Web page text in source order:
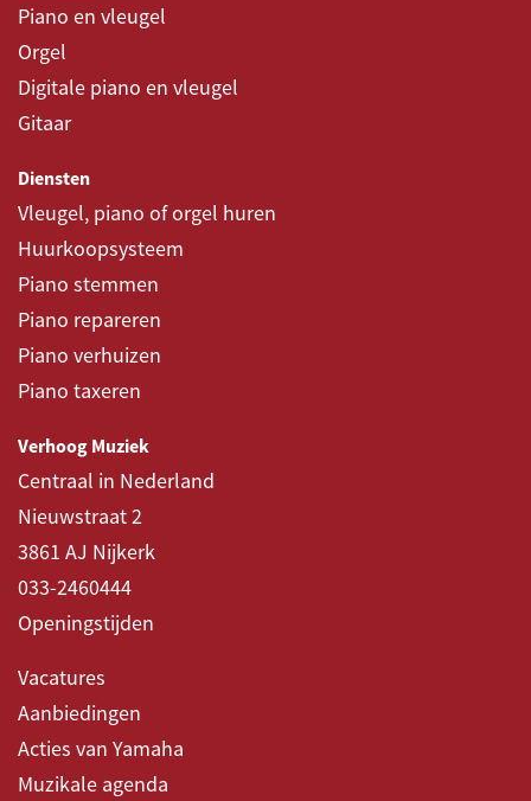
Piano en vleugel
Orgel
Digitale piano en vleugel
Gitaar
Diensten
Vleugel, piano of orgel huren
Huurkoopsysteem
Piano stemmen
Piano repareren
Piano verhuizen
Piano taxeren
Verhoog Muziek
Centraal in Nederland
Nieuwstraat 2
3861 AJ Nijkerk
033-2460444
Openingstijden
Vacatures
Aanbiedingen
Acties van Yamaha
Muzikale agenda